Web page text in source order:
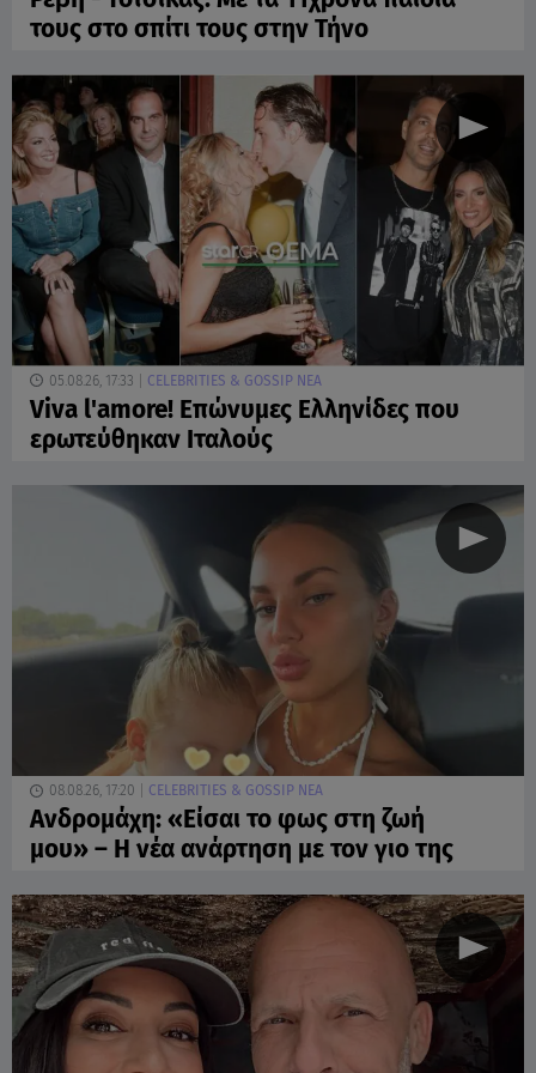
τους στο σπίτι τους στην Τήνο
05.08.26, 17:33 CELEBRITIES & GOSSIP ΝΕΑ
Viva l'amore! Επώνυμες Ελληνίδες που
ερωτεύθηκαν Ιταλούς
08.08.26, 17:20 CELEBRITIES & GOSSIP ΝΕΑ
Ανδρομάχη: «Είσαι το φως στη ζωή
μου» – Η νέα ανάρτηση με τον γιο της